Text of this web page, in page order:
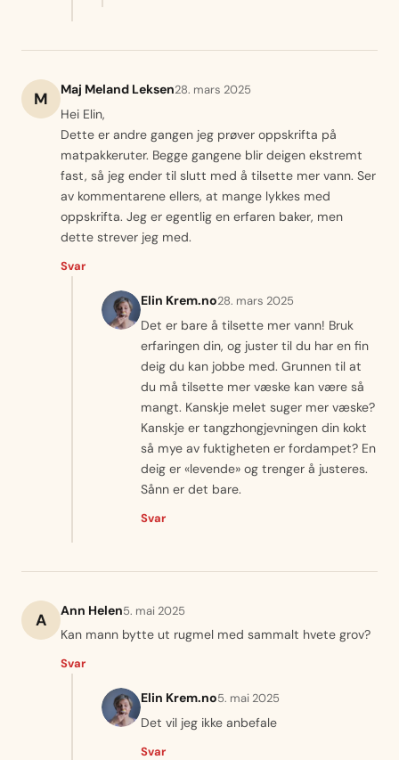
M Maj Meland Leksen28. mars 2025
Hei Elin,
Dette er andre gangen jeg prøver oppskrifta på
matpakkeruter. Begge gangene blir deigen ekstremt
fast, så jeg ender til slutt med å tilsette mer vann. Ser
av kommentarene ellers, at mange lykkes med
oppskrifta. Jeg er egentlig en erfaren baker, men
dette strever jeg med.
Svar
Elin Krem.no28. mars 2025
Det er bare å tilsette mer vann! Bruk
erfaringen din, og juster til du har en fin
deig du kan jobbe med. Grunnen til at
du må tilsette mer væske kan være så
mangt. Kanskje melet suger mer væske?
Kanskje er tangzhongjevningen din kokt
så mye av fuktigheten er fordampet? En
deig er «levende» og trenger å justeres.
Sånn er det bare.
Svar
A Ann Helen5. mai 2025
Kan mann bytte ut rugmel med sammalt hvete grov?
Svar
Elin Krem.no5. mai 2025
Det vil jeg ikke anbefale
Svar